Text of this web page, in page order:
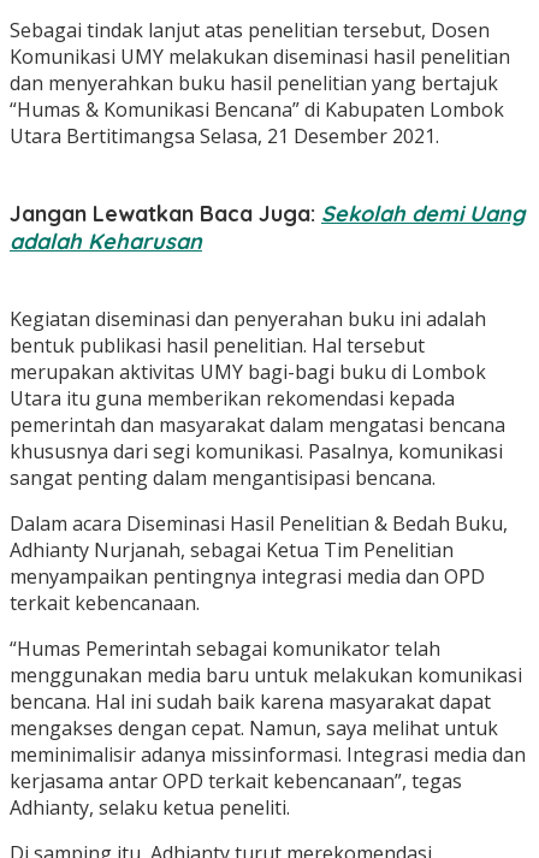
Sebagai tindak lanjut atas penelitian tersebut, Dosen
Komunikasi UMY melakukan diseminasi hasil penelitian
dan menyerahkan buku hasil penelitian yang bertajuk
“Humas & Komunikasi Bencana” di Kabupaten Lombok
Utara Bertitimangsa Selasa, 21 Desember 2021.
Jangan Lewatkan Baca Juga: Sekolah demi Uang
adalah Keharusan
Kegiatan diseminasi dan penyerahan buku ini adalah
bentuk publikasi hasil penelitian. Hal tersebut
merupakan aktivitas UMY bagi-bagi buku di Lombok
Utara itu guna memberikan rekomendasi kepada
pemerintah dan masyarakat dalam mengatasi bencana
khususnya dari segi komunikasi. Pasalnya, komunikasi
sangat penting dalam mengantisipasi bencana.
Dalam acara Diseminasi Hasil Penelitian & Bedah Buku,
Adhianty Nurjanah, sebagai Ketua Tim Penelitian
menyampaikan pentingnya integrasi media dan OPD
terkait kebencanaan.
“Humas Pemerintah sebagai komunikator telah
menggunakan media baru untuk melakukan komunikasi
bencana. Hal ini sudah baik karena masyarakat dapat
mengakses dengan cepat. Namun, saya melihat untuk
meminimalisir adanya missinformasi. Integrasi media dan
kerjasama antar OPD terkait kebencanaan”, tegas
Adhianty, selaku ketua peneliti.